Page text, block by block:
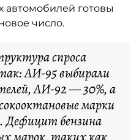
готовы
число.
спроса
АИ-95 выбирали
АИ-92 — 30%, а
марки
Дефицит бензина